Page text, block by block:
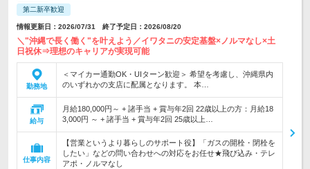
第二新卒歓迎
情報更新日：2026/07/31 終了予定日：2026/08/20
＼"沖縄で長く働く"を叶えよう／イワタニの安定基盤×ノルマなし×土
日祝休⇒理想のキャリアが実現可能
勤務地
＜マイカー通勤OK・UIターン歓迎＞ 希望を考慮し、沖縄県内
のいずれかの支店に配属となります。 本…
給与
月給180,000円～ + 諸手当 + 賞与年2回 22歳以上の方：月給18
3,000円 ～ + 諸手当 + 賞与年2回 25歳以上…
仕事内容
【営業というより暮らしのサポート役】「ガスの開栓・閉栓を
したい」などの問い合わせへの対応をお任せ★飛び込み・テレ
アポ・ノルマなし